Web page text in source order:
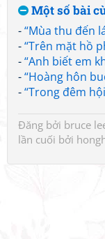
Một số bài
-“Mùa thu đến
-“Trên mặt hồ
-“Anh biết em
-“Hoàng hôn
-“Trong đêm
Đăng bởi bruce
lần cuối bởi